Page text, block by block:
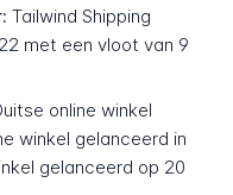
Tailwind Shipping
met een vloot van 9
online winkel
winkel gelanceerd in
gelanceerd op 20